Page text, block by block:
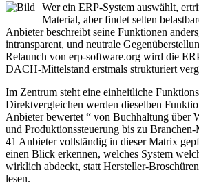
Wer ein ERP-System auswählt,
Material, aber findet selten
Anbieter beschreibt seine Funktionen
intransparent, und neutrale
Relaunch von erp-software.org wird die
DACH-Mittelstand erstmals strukturiert
Im Zentrum steht eine einheitliche
Direktvergleichen werden dieselben
Anbieter bewertet “ von Buchhaltung über
und Produktionssteuerung bis zu
41 Anbieter vollständig in dieser Matrix
einen Blick erkennen, welches System
wirklich abdeckt, statt Hersteller-
lesen.